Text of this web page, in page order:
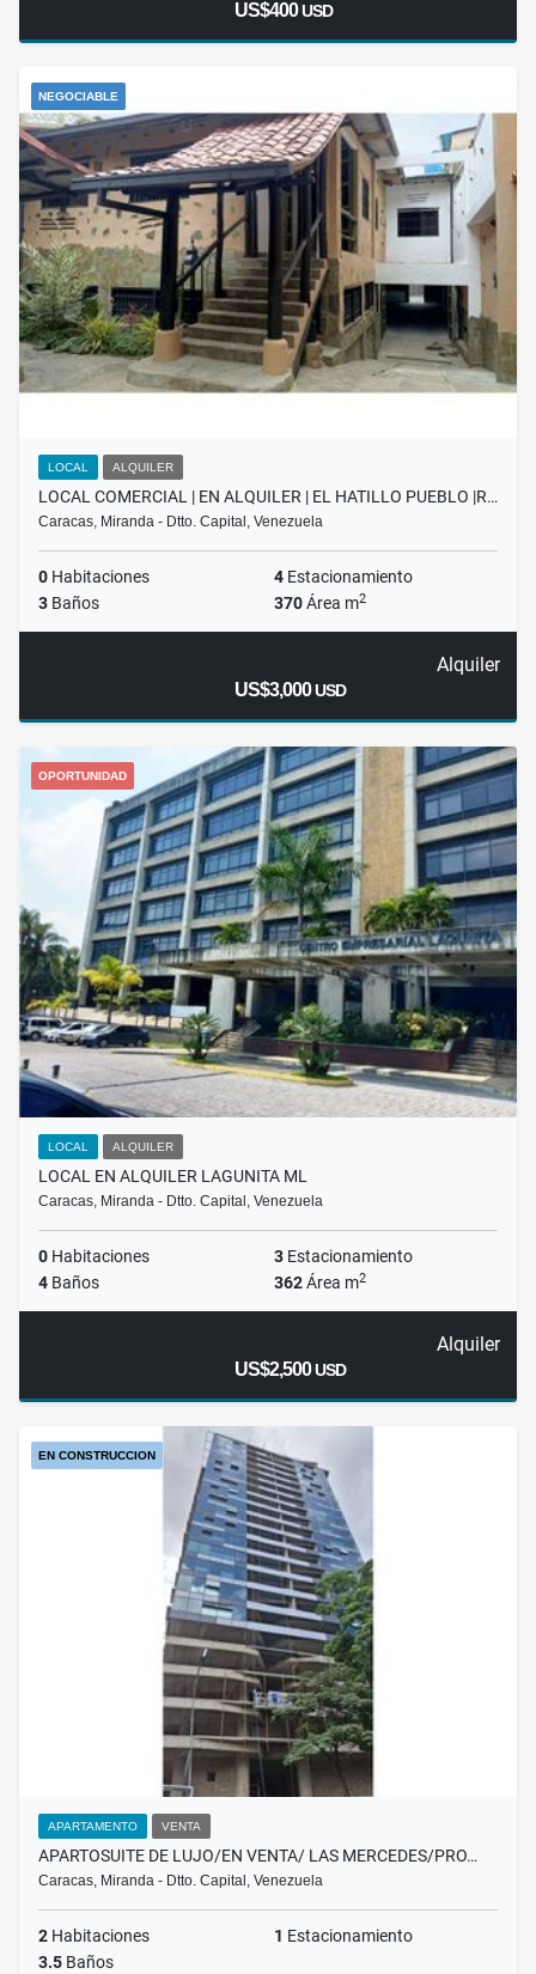
US$400USD
NEGOCIABLE
LOCAL ALQUILER
LOCAL COMERCIAL | EN ALQUILER | EL HATILLO PUEBLO |R…
Caracas, Miranda - Dtto. Capital, Venezuela
0 Habitaciones 4 Estacionamiento
3 Baños 370Área m2
Alquiler
US$3,000USD
OPORTUNIDAD
LOCAL ALQUILER
LOCAL EN ALQUILER LAGUNITA ML
Caracas, Miranda - Dtto. Capital, Venezuela
0 Habitaciones 3 Estacionamiento
4 Baños 362Área m2
Alquiler
US$2,500USD
EN CONSTRUCCION
APARTAMENTO VENTA
APARTOSUITE DE LUJO/EN VENTA/ LAS MERCEDES/PRO…
Caracas, Miranda - Dtto. Capital, Venezuela
2 Habitaciones 1 Estacionamiento
3.5 Baños